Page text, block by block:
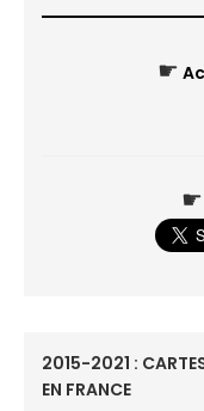
☛
☛
2015-2021 :
EN FRANCE